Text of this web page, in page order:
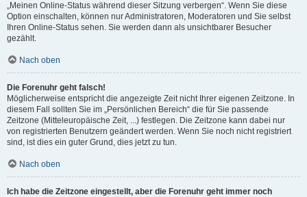
„Meinen Online-Status während dieser Sitzung verbergen“. Wenn Sie diese
Option einschalten, können nur Administratoren, Moderatoren und Sie selbst
Ihren Online-Status sehen. Sie werden dann als unsichtbarer Besucher
gezählt.
Nach oben
Die Forenuhr geht falsch!
Möglicherweise entspricht die angezeigte Zeit nicht Ihrer eigenen Zeitzone. In
diesem Fall sollten Sie im „Persönlichen Bereich“ die für Sie passende
Zeitzone (Mitteleuropäische Zeit, ...) festlegen. Die Zeitzone kann dabei nur
von registrierten Benutzern geändert werden. Wenn Sie noch nicht registriert
sind, ist dies ein guter Grund, dies jetzt zu tun.
Nach oben
Ich habe die Zeitzone eingestellt, aber die Forenuhr geht immer noch